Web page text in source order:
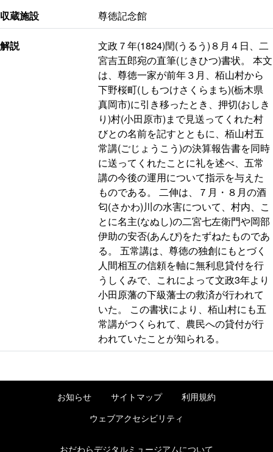
収蔵施設 尊徳記念館
解説
文政７年(1824)閏(うるう)８月４日、二
宮吉五郎宛の直筆(じきひつ)書状。 本文
は、尊徳一家が前年３月、栢山村から
下野桜町(しもつけさくらまち)(栃木県
真岡市)に引き移ったとき、押切(おしき
り)村(小田原市)まで見送ってくれた村
びとの名前を記すとともに、栢山村五
常講(ごじょうこう)の決算報告書を同時
に送ってくれたことに礼を述べ、五常
講の今後の運用について指示を与えた
ものである。 二伸は、７月・８月の酒
匂(さかわ)川の水害について、村内、こ
とに名主(なぬし)の二宮七左衛門や岡部
伊助の安否(あんぴ)をたずねたものであ
る。 五常講は、尊徳の独創にもとづく
人間相互の信頼を軸に無利息貸付を行
うしくみで、これによって文政3年より
小田原藩の下級藩士の救済が行われて
いた。 この書状により、栢山村にも五
常講がつくられて、農民への貸付が行
われていたことが知られる。
お知らせ サイトマップ
利用規約
ウェブアクセシビリティ
おだわらデジタルミュージアムについて